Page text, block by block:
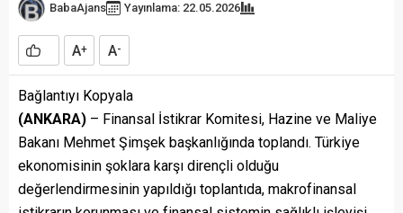
BabaAjans Yayınlama: 22.05.2026
A+ A-
Bağlantıyı Kopyala
(ANKARA) – Finansal İstikrar Komitesi, Hazine ve Maliye
Bakanı Mehmet Şimşek başkanlığında toplandı. Türkiye
ekonomisinin şoklara karşı dirençli olduğu
değerlendirmesinin yapıldığı toplantıda, makrofinansal